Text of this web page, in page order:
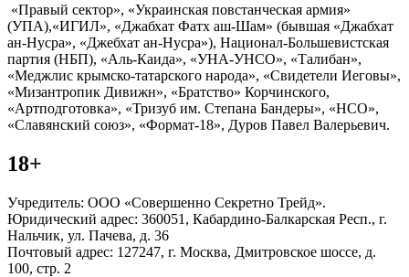
«Правый сектор», «Украинская повстанческая армия»
(УПА),«ИГИЛ», «Джабхат Фатх аш-Шам» (бывшая «Джабхат
ан-Нусра», «Джебхат ан-Нусра»), Национал-Большевистская
партия (НБП), «Аль-Каида», «УНА-УНСО», «Талибан»,
«Меджлис крымско-татарского народа», «Свидетели Иеговы»,
«Мизантропик Дивижн», «Братство» Корчинского,
«Артподготовка», «Тризуб им. Степана Бандеры», «НСО»,
«Славянский союз», «Формат-18», Дуров Павел Валерьевич.
18+
Учредитель: ООО «Совершенно Секретно Трейд».
Юридический адрес: 360051, Кабардино-Балкарская Респ., г.
Нальчик, ул. Пачева, д. 36
Почтовый адрес: 127247, г. Москва, Дмитровское шоссе, д.
100, стр. 2